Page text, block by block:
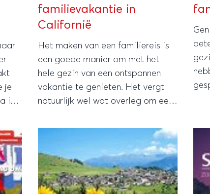
je
is
familievakantie in
Californië
Het maken van een familiereis is
een goede manier om met het
hele gezin van een ontspannen
vakantie te genieten. Het vergt
natuurlijk wel wat overleg om een
iedereen happy mee is, maar er is
alvast één bestemming te noemen
waar zowel jong als oud blij van
zullen worden.
is